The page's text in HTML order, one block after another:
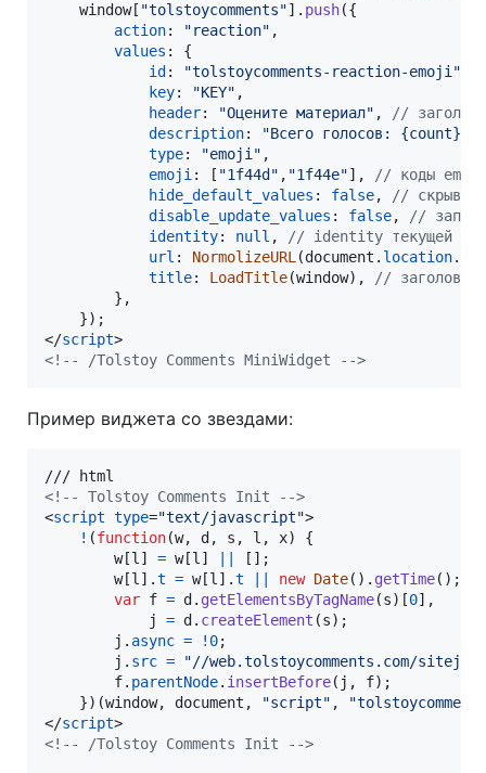
window[ "tolstoycomments"] . push({
action: "reaction" ,
values : {
id : "tolstoycomments-reaction-emoji"
key: "KEY" ,
header: "Оцените материал" ,
//
description: "Всего голосов: {count}"
type: "emoji" ,
emoji: [ "1f44d" , "1f44e"] ,
// коды
hide_default_values : false,
//
disable_update_values : false,
//
identity: null ,
// identity текущей
url : NormolizeURL(document . location.
title: LoadTitle(window) ,
// заголовок
} ,
}) ;
</script>
<!-- /Tolstoy Comments MiniWidget -->
Пример виджета со звездами:
<!-- Tolstoy Comments Init -->
<script type="text/javascript">
! (function(w, d , s , l , x)
{
w[l] = w[l] [ ] ;
w[l] .t = w[l] .t new Date( ) . getTime( ) ;
var f = d . getElementsByTagName(s) [0] ,
j
= d . createElement (s) ;
j . async = ! 0;
j . src =
"//web.tolstoycomments.com/
f. parentNode. insertBefore( j , f) ;
}) (window, document , "script" ,
</script>
<!-- /Tolstoy Comments Init -->